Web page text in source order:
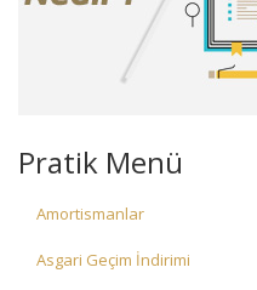
Pratik Menü
Amortismanlar
Asgari Geçim İndirimi